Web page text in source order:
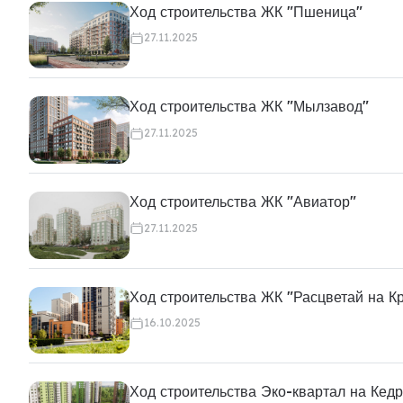
Ход строительства ЖК "Пшеница"
27.11.2025
Ход строительства ЖК "Мылзавод"
27.11.2025
Ход строительства ЖК "Авиатор"
27.11.2025
Ход строительства ЖК "Расцветай на
16.10.2025
Ход строительства Эко-квартал на